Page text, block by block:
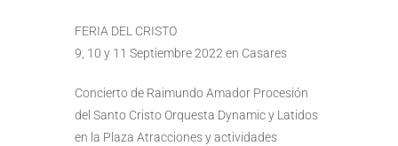
FERIA DEL CRISTO
9, 10 y 11 Septiembre 2022 en Casares
Concierto de Raimundo Amador Procesión
del Santo Cristo Orquesta Dynamic y Latidos
en la Plaza Atracciones y actividades